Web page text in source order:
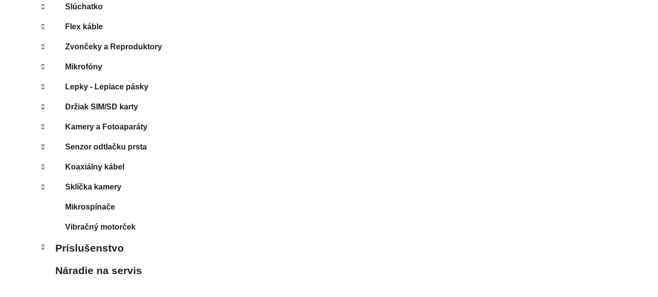
Slúchatko
Flex káble
Zvončeky a Reproduktory
Mikrofóny
Lepky - Lepiace pásky
Držiak SIM/SD karty
Kamery a Fotoaparáty
Senzor odtlačku prsta
Koaxiálny kábel
Sklíčka kamery
Mikrospínače
Vibračný motorček
Príslušenstvo
Náradie na servis